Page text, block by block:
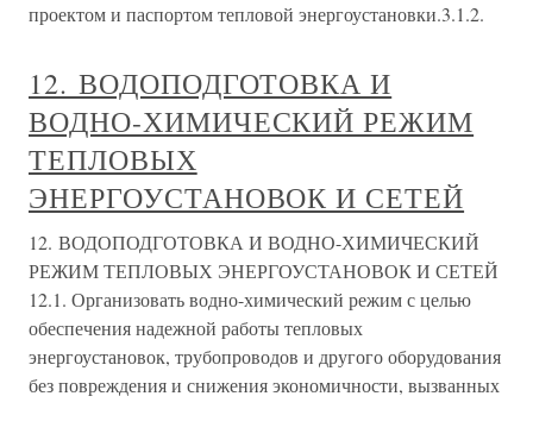
проектом и паспортом тепловой энергоустановки.3.1.2.
12. ВОДОПОДГОТОВКА И
ВОДНО-ХИМИЧЕСКИЙ РЕЖИМ
ТЕПЛОВЫХ
ЭНЕРГОУСТАНОВОК И СЕТЕЙ
12. ВОДОПОДГОТОВКА И ВОДНО-ХИМИЧЕСКИЙ
РЕЖИМ ТЕПЛОВЫХ ЭНЕРГОУСТАНОВОК И СЕТЕЙ
12.1. Организовать водно-химический режим с целью
обеспечения надежной работы тепловых
энергоустановок, трубопроводов и другого оборудования
без повреждения и снижения экономичности, вызванных